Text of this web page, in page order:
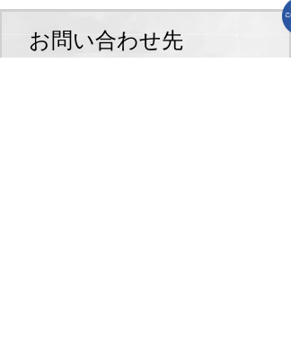
お問い合わせ先